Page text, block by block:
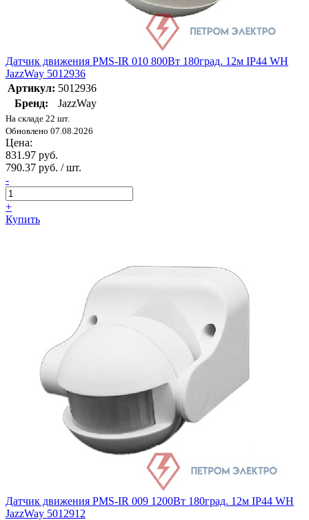
Датчик движения PMS-IR 010 800Вт 180град. 12м IP44 WH
JazzWay 5012936
Артикул: 5012936
Бренд:
JazzWay
На складе 22 шт.
Обновлено 07.08.2026
Цена:
831.97 руб.
790.37 руб. / шт.
-
+
Купить
Датчик движения PMS-IR 009 1200Вт 180град. 12м IP44 WH
JazzWay 5012912